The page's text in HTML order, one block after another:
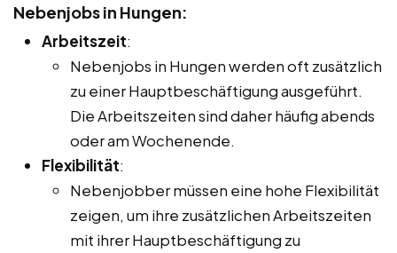
Nebenjobs in Hungen:
Arbeitszeit:
Nebenjobs in Hungen werden oft zusätzlich
zu einer Hauptbeschäftigung ausgeführt.
Die Arbeitszeiten sind daher häufig abends
oder am Wochenende.
Flexibilität:
Nebenjobber müssen eine hohe Flexibilität
zeigen, um ihre zusätzlichen Arbeitszeiten
mit ihrer Hauptbeschäftigung zu